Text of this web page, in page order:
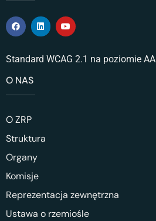
Standard WCAG 2.1 na poziomie AA
O NAS
O ZRP
Struktura
Organy
Komisje
Reprezentacja zewnętrzna
Ustawa o rzemiośle